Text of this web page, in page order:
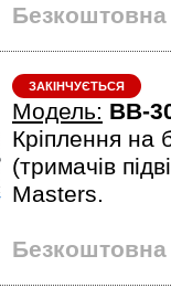
Безкоштовна
ЗАКІНЧУЄТЬСЯ
Модель: BB-
Кріплення на
(тримачів
Masters.
Безкоштовна